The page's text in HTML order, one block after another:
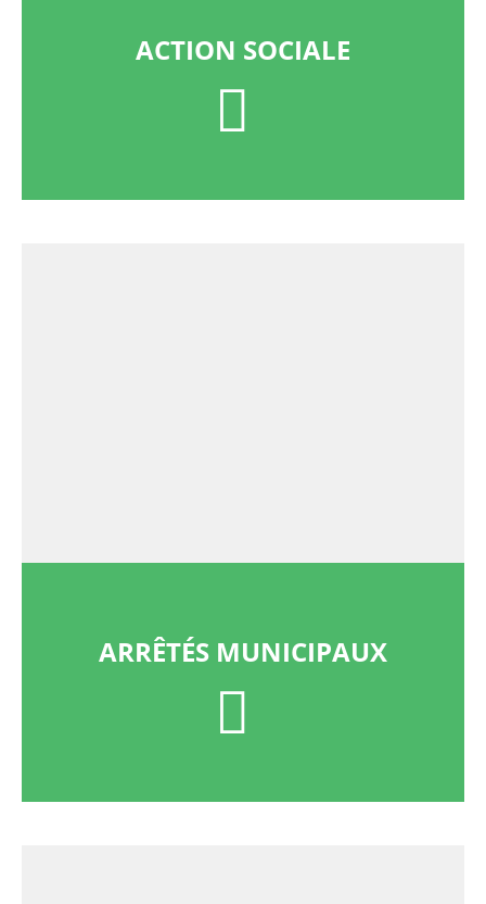
ACTION SOCIALE
ARRÊTÉS MUNICIPAUX